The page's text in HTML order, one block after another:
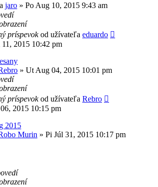
jaro » Po Aug 10, 2015 9:43 am
príspevokod užívateľa eduardo
2015 10:42 pm
» Ut Aug 04, 2015 10:01 pm
príspevokod užívateľa Rebro
2015 10:15 pm
2015
Murin » Pi Júl 31, 2015 10:17 pm